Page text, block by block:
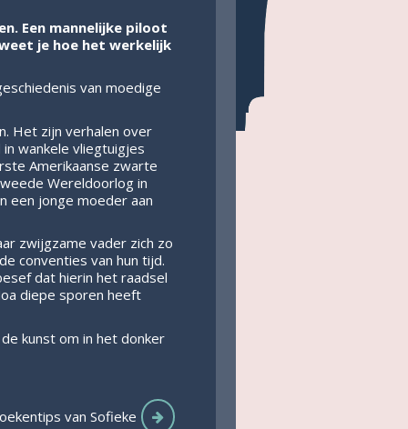
Een mannelijke piloot
je hoe het werkelijk
van moedige
Het zijn verhalen over
wankele vliegtuigjes
Amerikaanse zwarte
Wereldoorlog in
een jonge moeder aan
zwijgzame vader zich zo
conventies van hun tijd.
dat hierin het raadsel
diepe sporen heeft
kunst om in het donker
van Sofieke